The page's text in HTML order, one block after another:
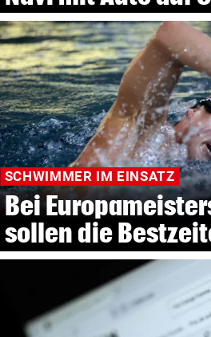
SCHWIMMER IM EINSATZ
Bei
sollen die